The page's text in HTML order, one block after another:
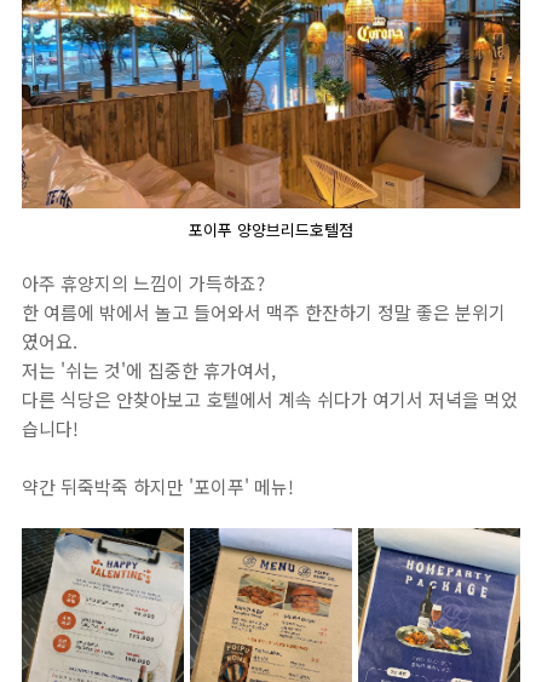
포이푸 양양브리드호텔점
아주 휴양지의 느낌이 가득하죠?
한 여름에 밖에서 놀고 들어와서 맥주 한잔하기 정말 좋은 분위기
였어요.
저는 '쉬는 것'에 집중한 휴가여서,
다른 식당은 안찾아보고 호텔에서 계속 쉬다가 여기서 저녁을 먹었
습니다!
약간 뒤죽박죽 하지만 '포이푸' 메뉴!